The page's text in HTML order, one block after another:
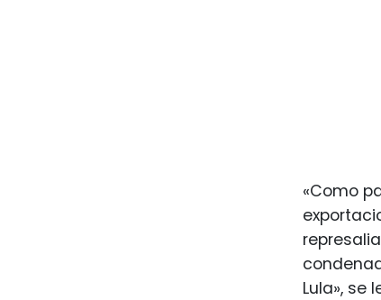
«Como
Lula», se